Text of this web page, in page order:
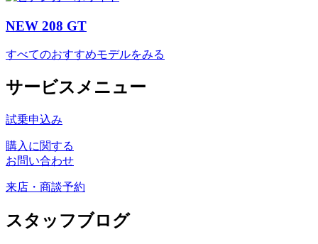
NEW 208 GT
すべてのおすすめモデルをみる
サービスメニュー
試乗申込み
購入に関する
お問い合わせ
来店・商談予約
スタッフブログ